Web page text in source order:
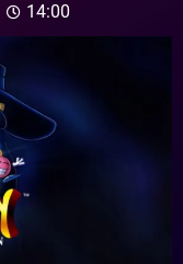
14:00